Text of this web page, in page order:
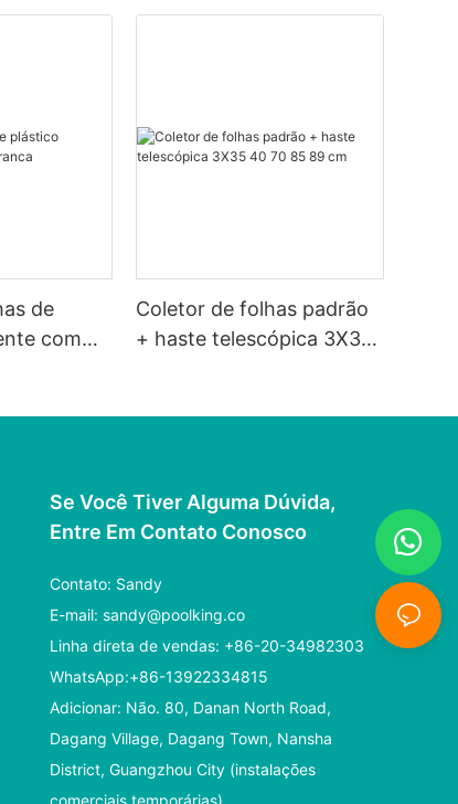
de
com
Coletor de folhas padrão
+ haste telescópica 3X35
Se Você Tiver Alguma Dúvida,
Entre Em Contato Conosco
Contato: Sandy
E-mail:sandy@poolking.co
Linha direta de vendas: +86-20-34982303
WhatsApp:+86-13922334815
Adicionar: Não. 80, Danan North Road,
Dagang Village, Dagang Town, Nansha
District, Guangzhou City (instalações
comerciais temporárias)